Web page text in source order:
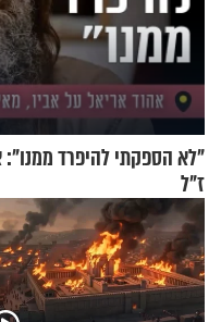
"לא הספקתי להיפרד ממנו":
ז"ל